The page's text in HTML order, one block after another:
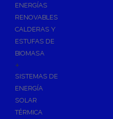
ENERGÍAS
RENOVABLES
CALDERAS Y
ESTUFAS DE
BIOMASA
+
SISTEMAS DE
ENERGÍA
SOLAR
TÉRMICA